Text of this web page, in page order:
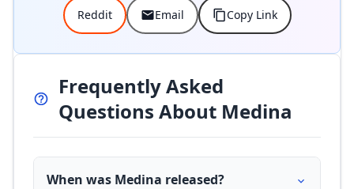
Reddit Email Copy Link
Frequently Asked
Questions About Medina
When was Medina released?